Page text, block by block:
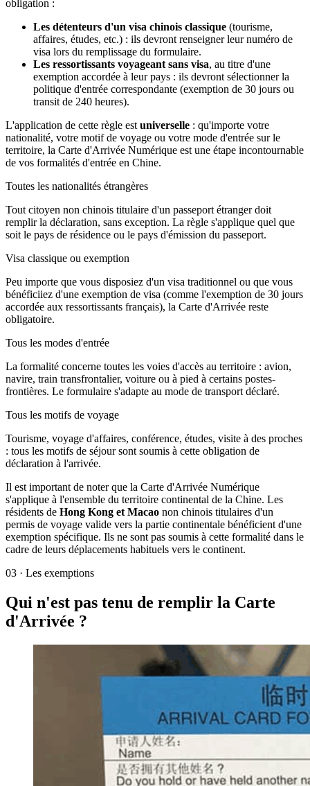
obligation :
Les détenteurs d'un visa chinois classique (tourisme,
affaires, études, etc.) : ils devront renseigner leur numéro de
visa lors du remplissage du formulaire.
Les ressortissants voyageant sans visa, au titre d'une
exemption accordée à leur pays : ils devront sélectionner la
politique d'entrée correspondante (exemption de 30 jours ou
transit de 240 heures).
L'application de cette règle est universelle : qu'importe votre
nationalité, votre motif de voyage ou votre mode d'entrée sur le
territoire, la Carte d'Arrivée Numérique est une étape incontournable
de vos formalités d'entrée en Chine.
Toutes les nationalités étrangères
Tout citoyen non chinois titulaire d'un passeport étranger doit
remplir la déclaration, sans exception. La règle s'applique quel que
soit le pays de résidence ou le pays d'émission du passeport.
Visa classique ou exemption
Peu importe que vous disposiez d'un visa traditionnel ou que vous
bénéficiiez d'une exemption de visa (comme l'exemption de 30 jours
accordée aux ressortissants français), la Carte d'Arrivée reste
obligatoire.
Tous les modes d'entrée
La formalité concerne toutes les voies d'accès au territoire : avion,
navire, train transfrontalier, voiture ou à pied à certains postes-
frontières. Le formulaire s'adapte au mode de transport déclaré.
Tous les motifs de voyage
Tourisme, voyage d'affaires, conférence, études, visite à des proches
: tous les motifs de séjour sont soumis à cette obligation de
déclaration à l'arrivée.
Il est important de noter que la Carte d'Arrivée Numérique
s'applique à l'ensemble du territoire continental de la Chine. Les
résidents de Hong Kong et Macao non chinois titulaires d'un
permis de voyage valide vers la partie continentale bénéficient d'une
exemption spécifique. Ils ne sont pas soumis à cette formalité dans le
cadre de leurs déplacements habituels vers le continent.
03 · Les exemptions
Qui n'est pas tenu de remplir la Carte
d'Arrivée ?